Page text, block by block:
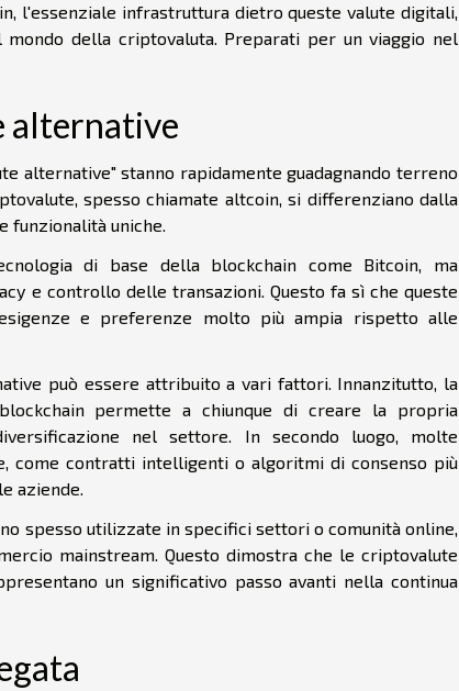
l'essenziale infrastruttura dietro queste valute digitali,
della criptovaluta. Preparati per un viaggio nel
alternative
alternative" stanno rapidamente guadagnando terreno
spesso chiamate altcoin, si differenziano dalla
funzionalità uniche.
di base della blockchain come Bitcoin, ma
e controllo delle transazioni. Questo fa sì che queste
e preferenze molto più ampia rispetto alle
può essere attribuito a vari fattori. Innanzitutto, la
permette a chiunque di creare la propria
nel settore. In secondo luogo, molte
come contratti intelligenti o algoritmi di consenso più
aziende.
spesso utilizzate in specifici settori o comunità online,
mainstream. Questo dimostra che le criptovalute
un significativo passo avanti nella continua